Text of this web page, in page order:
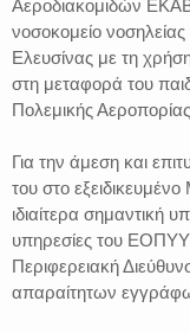
Αεροδιακομιδών
νοσοκομείο
Ελευσίνας με τη
στη μεταφορά του
Πολεμικής
Για την άμεση και
του στο
ιδιαίτερα σημαντική
υπηρεσίες του
Περιφερειακή
απαραίτητων